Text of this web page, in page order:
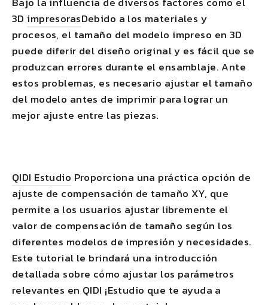
3D impresorasDebido a los materiales y
procesos, el tamaño del modelo impreso en 3D
puede diferir del diseño original y es fácil que se
produzcan errores durante el ensamblaje. Ante
estos problemas, es necesario ajustar el tamaño
del modelo antes de imprimir para lograr un
mejor ajuste entre las piezas.
QIDI Estudio Proporciona una práctica opción de
ajuste de compensación de tamaño XY, que
permite a los usuarios ajustar libremente el
valor de compensación de tamaño según los
diferentes modelos de impresión y necesidades.
Este tutorial le brindará una introducción
detallada sobre cómo ajustar los parámetros
relevantes en QIDI ¡Estudio que te ayuda a